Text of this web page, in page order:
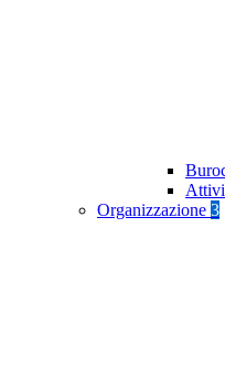
Organizzazione 3